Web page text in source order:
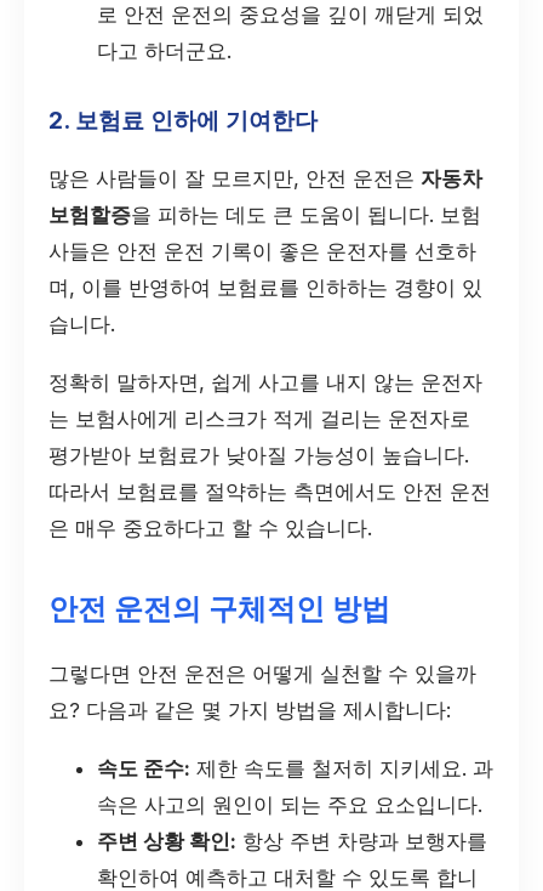
로 안전 운전의 중요성을 깊이 깨닫게 되었
다고 하더군요.
2. 보험료 인하에 기여한다
많은 사람들이 잘 모르지만, 안전 운전은 자동차
보험할증을 피하는 데도 큰 도움이 됩니다. 보험
사들은 안전 운전 기록이 좋은 운전자를 선호하
며, 이를 반영하여 보험료를 인하하는 경향이 있
습니다.
정확히 말하자면, 쉽게 사고를 내지 않는 운전자
는 보험사에게 리스크가 적게 걸리는 운전자로
평가받아 보험료가 낮아질 가능성이 높습니다.
따라서 보험료를 절약하는 측면에서도 안전 운전
은 매우 중요하다고 할 수 있습니다.
안전 운전의 구체적인 방법
그렇다면 안전 운전은 어떻게 실천할 수 있을까
요? 다음과 같은 몇 가지 방법을 제시합니다:
속도 준수: 제한 속도를 철저히 지키세요. 과
속은 사고의 원인이 되는 주요 요소입니다.
주변 상황 확인: 항상 주변 차량과 보행자를
확인하여 예측하고 대처할 수 있도록 합니